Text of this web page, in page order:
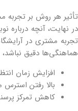
تأثیر هر روش بر
در نهایت، آنچه درباره
تجربه مشتری در
هماهنگی‌ها دقیق نباشد،
افزایش زمان
بالا رفتن
کاهش تمرکز